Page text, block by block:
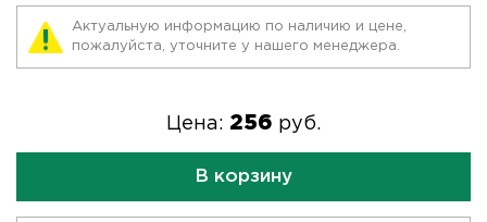
Актуальную информацию по наличию и цене,
пожалуйста, уточните у нашего менеджера.
Цена: 256 руб.
В корзину